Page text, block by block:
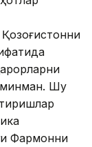
Шу
Фармонни